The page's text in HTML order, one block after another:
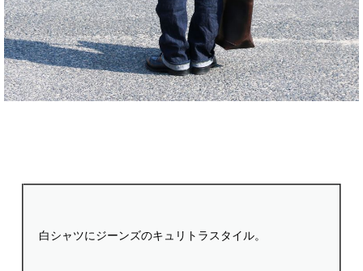
白シャツにジーンズのキュリトラスタイル。